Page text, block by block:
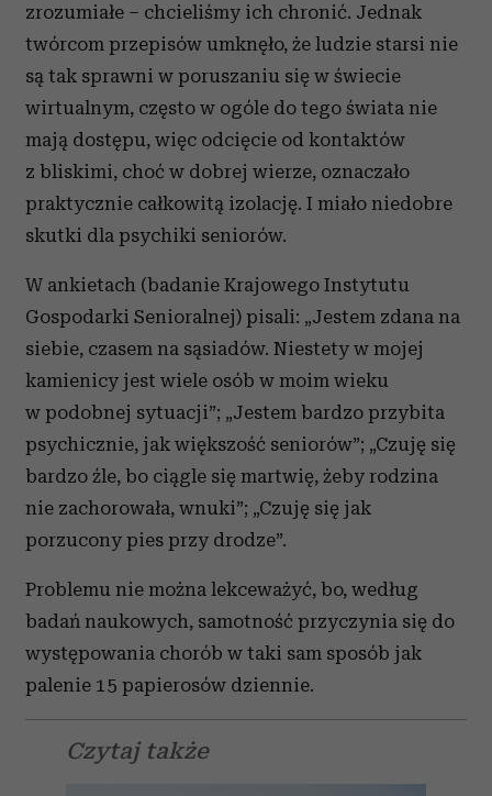
zrozumiałe – chcieliśmy ich chronić. Jednak
twórcom przepisów umknęło, że ludzie starsi nie
są tak sprawni w poruszaniu się w świecie
wirtualnym, często w ogóle do tego świata nie
mają dostępu, więc odcięcie od kontaktów
z bliskimi, choć w dobrej wierze, oznaczało
praktycznie całkowitą izolację. I miało niedobre
skutki dla psychiki seniorów.
W ankietach (badanie Krajowego Instytutu
Gospodarki Senioralnej) pisali: „Jestem zdana na
siebie, czasem na sąsiadów. Niestety w mojej
kamienicy jest wiele osób w moim wieku
w podobnej sytuacji”; „Jestem bardzo przybita
psychicznie, jak większość seniorów”; „Czuję się
bardzo źle, bo ciągle się martwię, żeby rodzina
nie zachorowała, wnuki”; „Czuję się jak
porzucony pies przy drodze”.
Problemu nie można lekceważyć, bo, według
badań naukowych, samotność przyczynia się do
występowania chorób w taki sam sposób jak
palenie 15 papierosów dziennie.
Czytaj także